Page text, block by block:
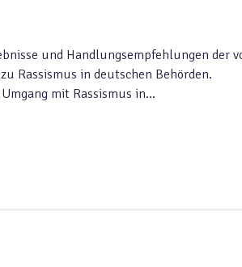
und Handlungsempfehlungen der
Rassismus in deutschen Behörden.
mit Rassismus in…